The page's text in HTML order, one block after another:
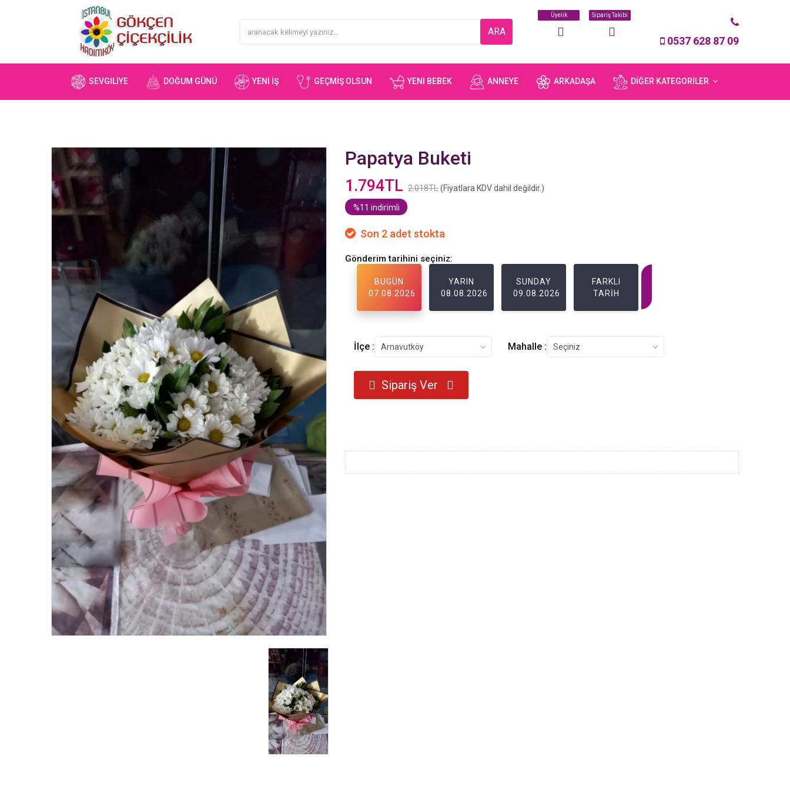
ARA
Üyelik Sipariş Takibi
0537 628 87 09
SEVGILIYE DOĞUM GÜNÜ YENI İŞ GEÇMIŞ OLSUN YENI BEBEK ANNEYE ARKADAŞA DIĞER KATEGORILER
Papatya Buketi
1.794TL 2.018TL(Fiyatlara KDV dahil değildir.)
%11 indirimli
Son 2 adet stokta
Gönderim tarihini seçiniz:
BUGÜN
07.08.2026
YARIN
08.08.2026
SUNDAY
09.08.2026
FARKLI
TARİH
İlçe : Arnavutköy Mahalle : Seçiniz
Sipariş Ver